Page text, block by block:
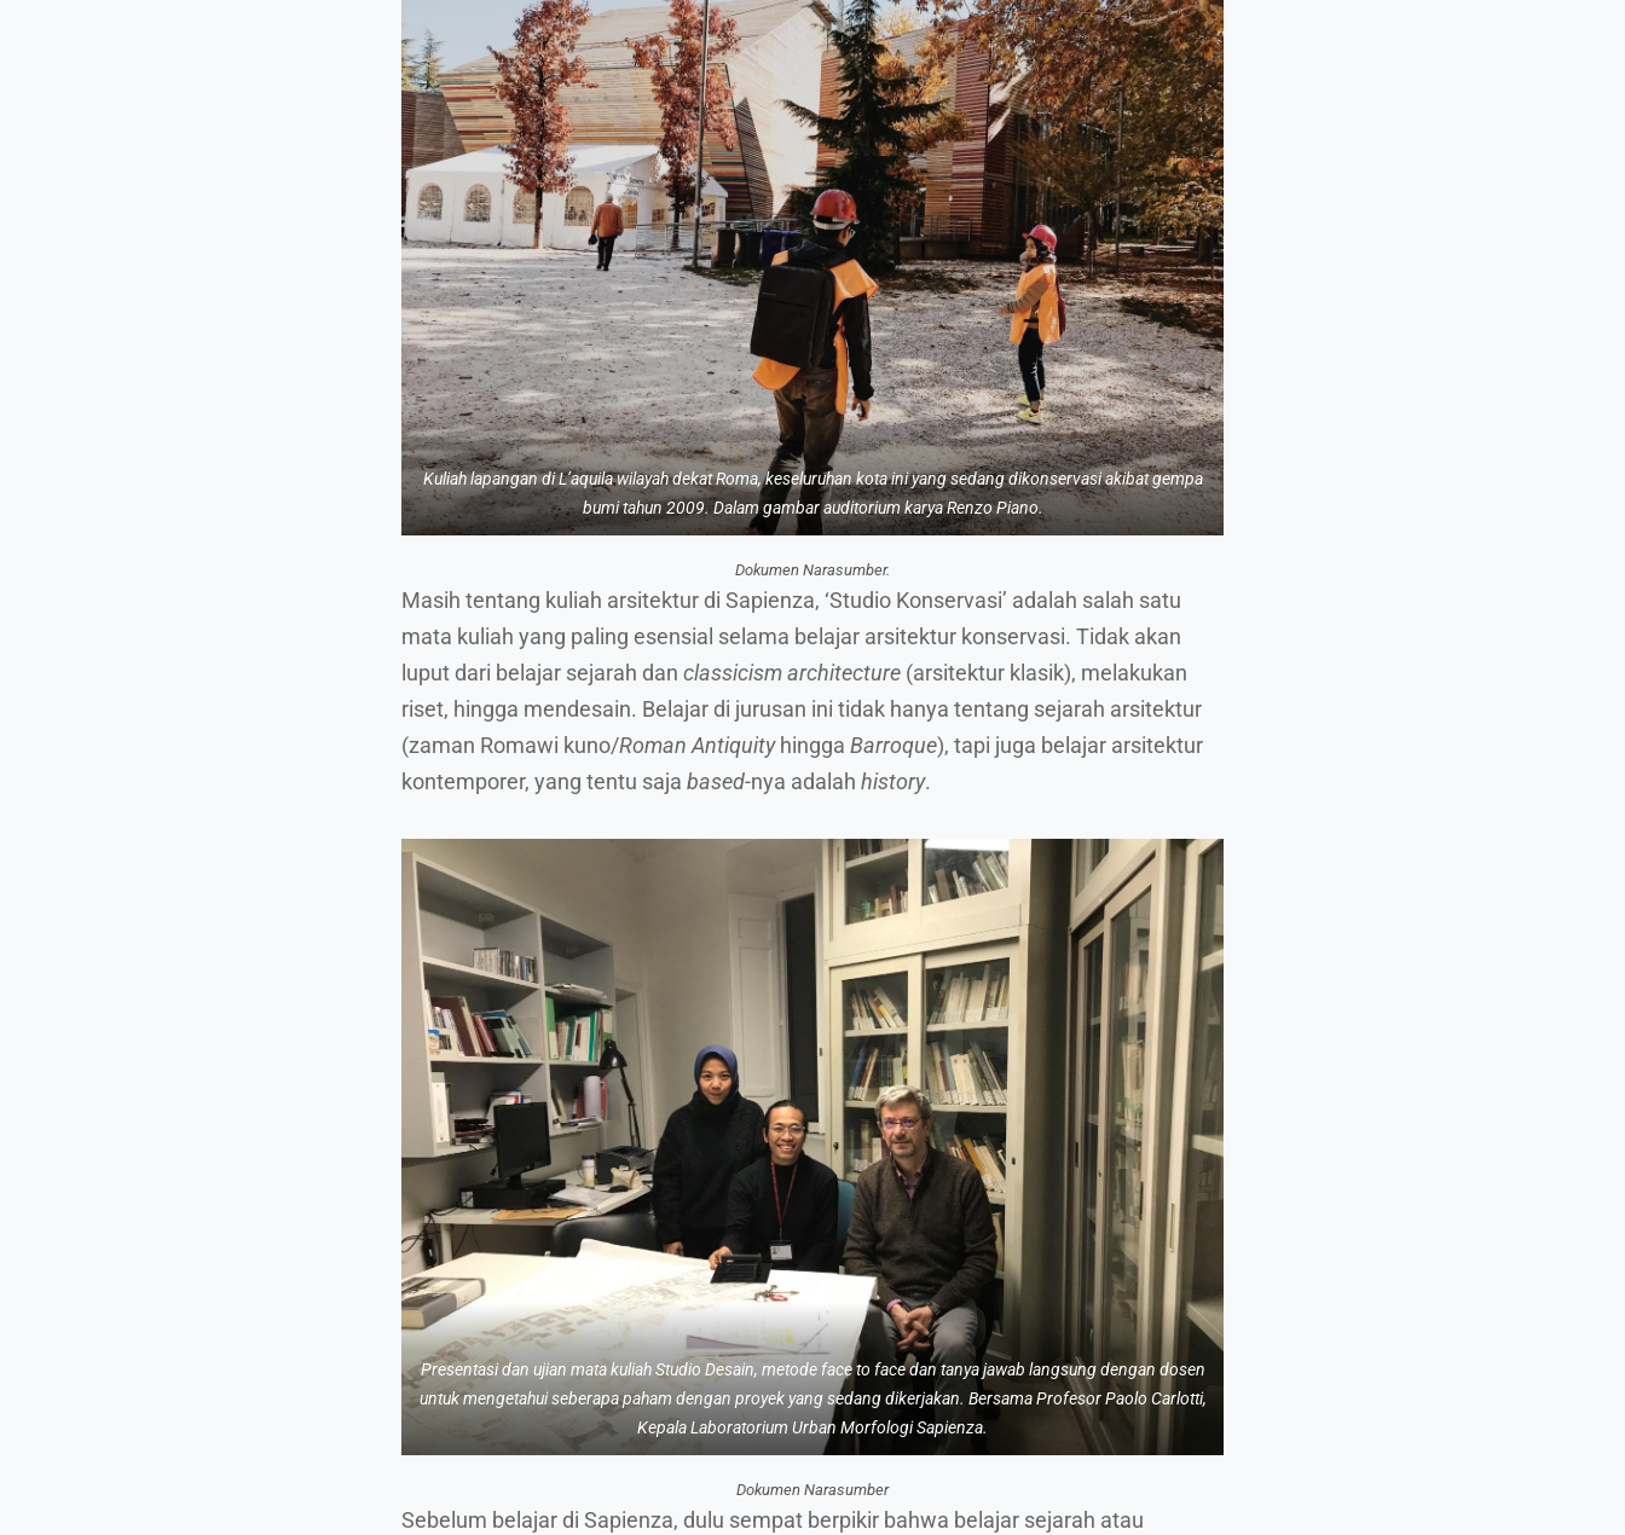
Kuliah lapangan di L’aquila wilayah dekat Roma, keseluruhan kota ini yang sedang dikonservasi akibat gempa
bumi tahun 2009. Dalam gambar auditorium karya Renzo Piano.
Dokumen Narasumber.
Masih tentang kuliah arsitektur di Sapienza, ‘Studio Konservasi’ adalah salah satu
mata kuliah yang paling esensial selama belajar arsitektur konservasi. Tidak akan
luput dari belajar sejarah dan classicism architecture (arsitektur klasik), melakukan
riset, hingga mendesain. Belajar di jurusan ini tidak hanya tentang sejarah arsitektur
(zaman Romawi kuno/Roman Antiquity hingga Barroque), tapi juga belajar arsitektur
kontemporer, yang tentu saja based-nya adalah history.
Presentasi dan ujian mata kuliah Studio Desain, metode face to facedan tanya jawab langsung dengan dosen
untuk mengetahui seberapa paham dengan proyek yang sedang dikerjakan. Bersama Profesor Paolo Carlotti,
Kepala Laboratorium Urban Morfologi Sapienza.
Dokumen Narasumber
Sebelum belajar di Sapienza, dulu sempat berpikir bahwa belajar sejarah atau